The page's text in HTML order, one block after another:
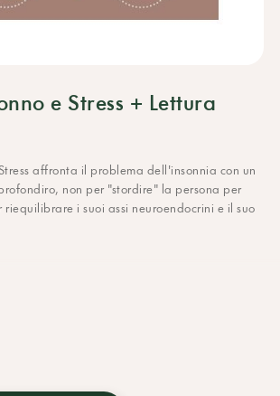
e Stress + Lettura
affronta il problema dell'insonnia con un
non per "stordire" la persona per
i suoi assi neuroendocrini e il suo
nello stato di veglia e sonno (DHEA,
Melatonin Onset), un parametro molto
più spesso nella medicina del sonno.